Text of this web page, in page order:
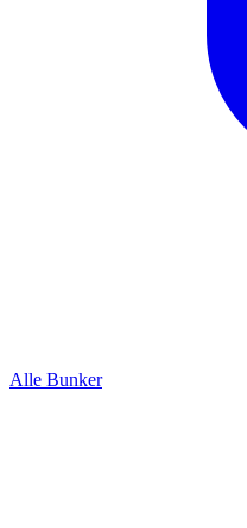
Alle Bunker